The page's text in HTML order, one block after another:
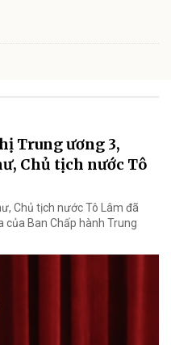
Trung ương 3,
Chủ tịch nước Tô
Chủ tịch nước Tô Lâm đã
của Ban Chấp hành Trung